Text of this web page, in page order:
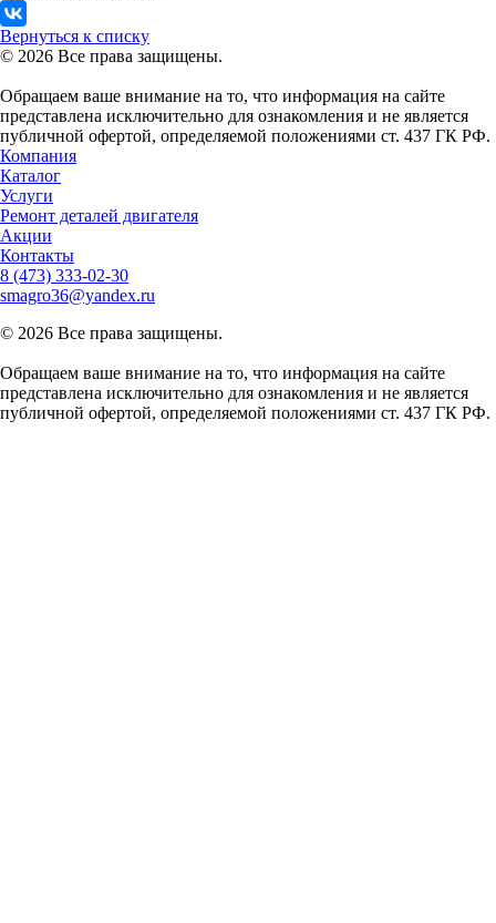
Вернуться к списку
© 2026 Все права защищены.
Обращаем ваше внимание на то, что информация на сайте
представлена исключительно для ознакомления и не является
публичной офертой, определяемой положениями ст. 437 ГК РФ.
Компания
Каталог
Услуги
Ремонт деталей двигателя
Акции
Контакты
8 (473) 333-02-30
smagro36@yandex.ru
© 2026 Все права защищены.
Обращаем ваше внимание на то, что информация на сайте
представлена исключительно для ознакомления и не является
публичной офертой, определяемой положениями ст. 437 ГК РФ.